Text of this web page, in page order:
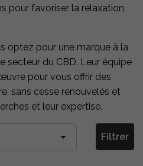
pour favoriser la relaxation,
optez pour une marque à la
secteur du CBD. Leur équipe
pour vous offrir des
sans cesse renouvelés et
et leur expertise.
 Filtrer